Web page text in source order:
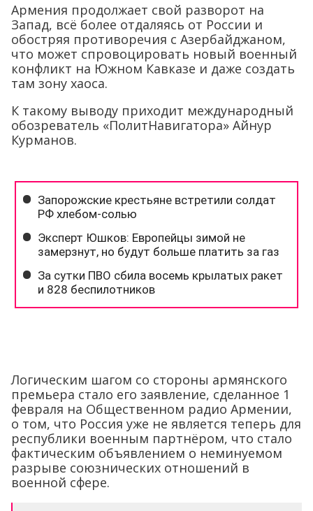
Армения продолжает свой разворот на
Запад, всё более отдаляясь от России и
обостряя противоречия с Азербайджаном,
что может спровоцировать новый военный
конфликт на Южном Кавказе и даже создать
там зону хаоса.
К такому выводу приходит международный
обозреватель «ПолитНавигатора» Айнур
Курманов.
Логическим шагом со стороны армянского
премьера стало его заявление, сделанное 1
февраля на Общественном радио Армении,
о том, что Россия уже не является теперь для
республики военным партнёром, что стало
фактическим объявлением о неминуемом
разрыве союзнических отношений в
военной сфере.